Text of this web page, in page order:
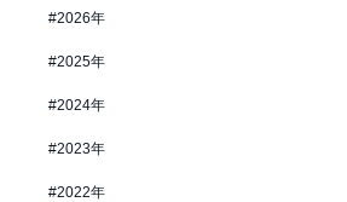
2026年
2025年
2024年
2023年
2022年